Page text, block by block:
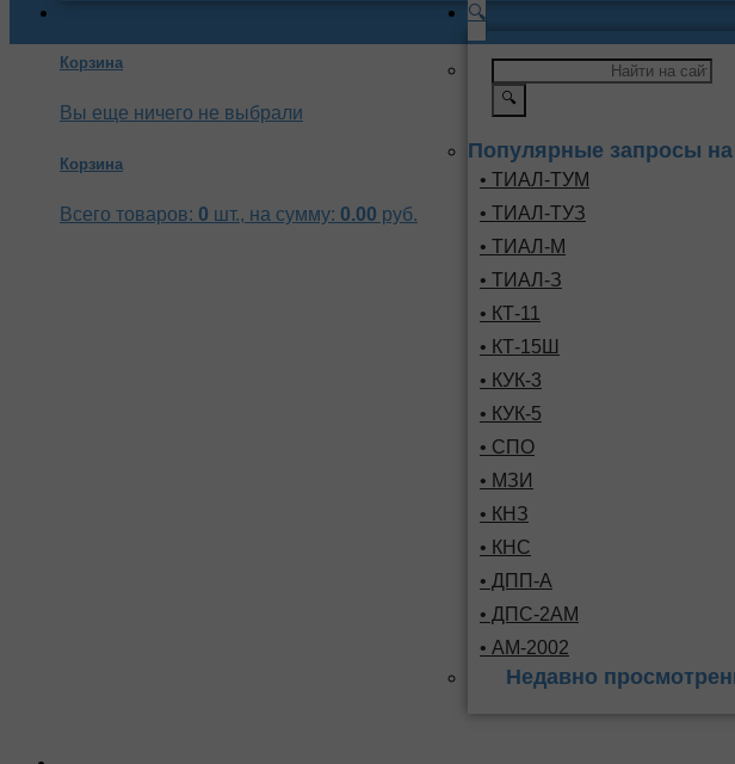
Корзина
Вы еще ничего не выбрали
Корзина
Всего товаров: 0 шт., на сумму: 0.00 руб.
🔍
🔍
Популярные запросы
• ТИАЛ-ТУМ
• ТИАЛ-ТУЗ
• ТИАЛ-М
• ТИАЛ-З
• КТ-11
• КТ-15Ш
• КУК-3
• КУК-5
• СПО
• МЗИ
• КНЗ
• КНС
• ДПП-А
• ДПС-2АМ
• АМ-2002
Недавно